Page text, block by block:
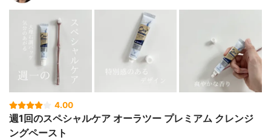
4.00
週1回のスペシャルケア オーラツー プレミアム クレンジ
ングペースト